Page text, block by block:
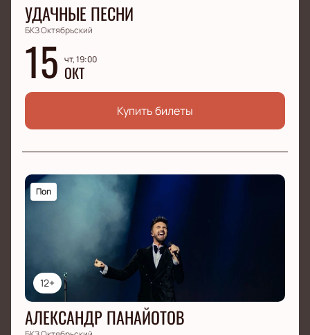
УДАЧНЫЕ ПЕСНИ
БКЗ Октябрьский
15 чт, 19:00
ОКТ
Купить билеты
12+
Поп
АЛЕКСАНДР ПАНАЙОТОВ